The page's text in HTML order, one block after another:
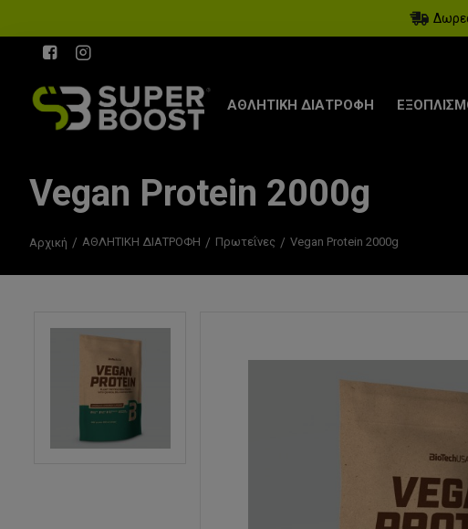
ΑΘΛΗΤΙΚΗ ΔΙΑΤΡΟΦΗ
Vegan Protein 2000g
Αρχική ΑΘΛΗΤΙΚΗ ΔΙΑΤΡΟΦΗ Πρωτεΐνες Vegan Protein 2000g